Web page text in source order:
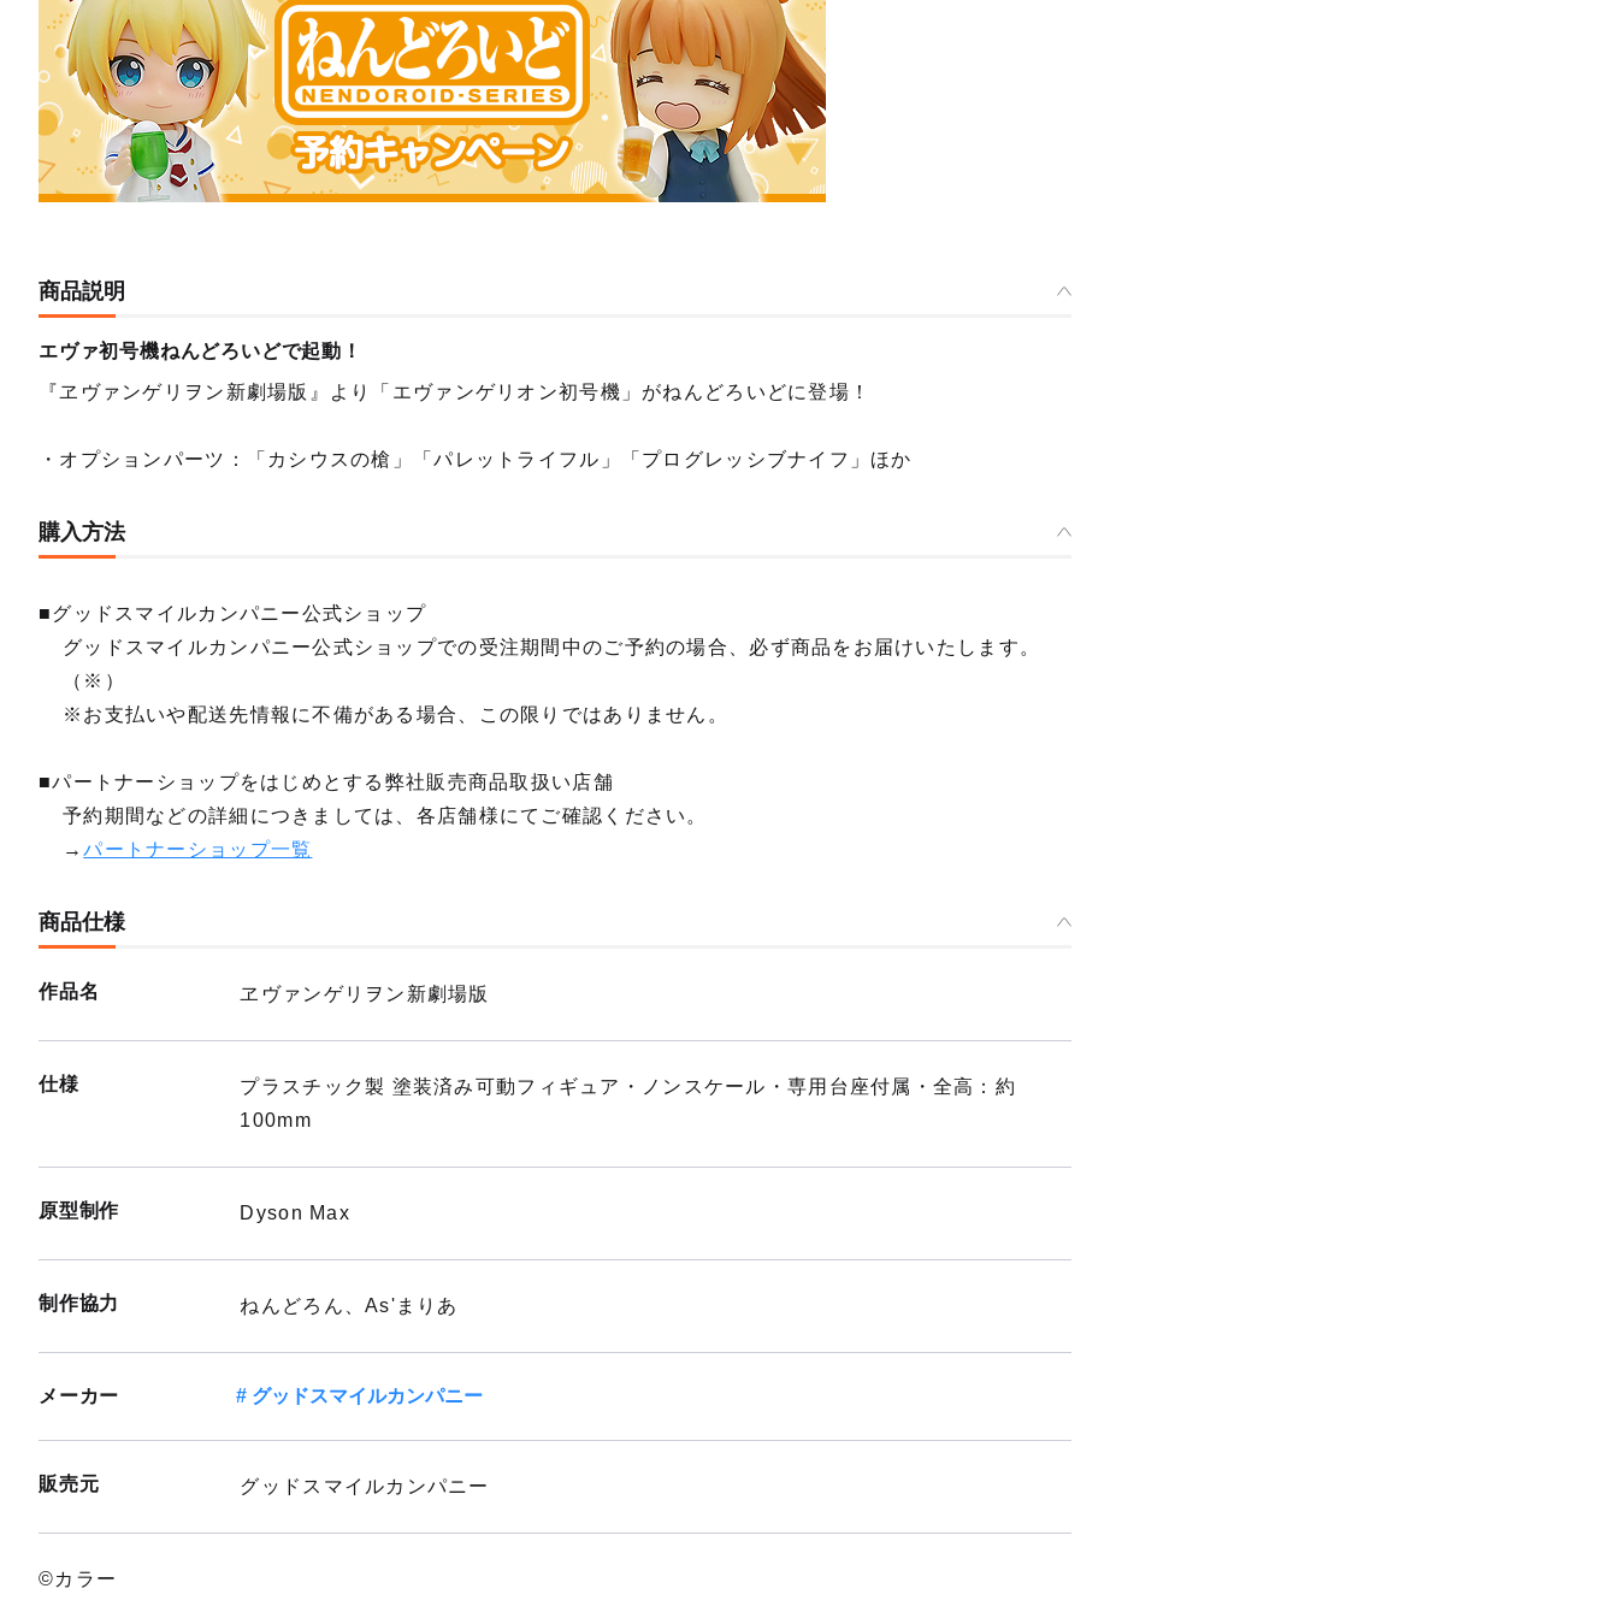
商品説明
エヴァ初号機ねんどろいどで起動！
『ヱヴァンゲリヲン新劇場版』より「エヴァンゲリオン初号機」がねんどろいどに登場！
・オプションパーツ：「カシウスの槍」「パレットライフル」「プログレッシブナイフ」ほか
購入方法
■グッドスマイルカンパニー公式ショップ
グッドスマイルカンパニー公式ショップでの受注期間中のご予約の場合、必ず商品をお届けいたします。
（※）
※お支払いや配送先情報に不備がある場合、この限りではありません。
■パートナーショップをはじめとする弊社販売商品取扱い店舗
予約期間などの詳細につきましては、各店舗様にてご確認ください。
→パートナーショップ一覧
商品仕様
作品名 ヱヴァンゲリヲン新劇場版
仕様
プラスチック製 塗装済み可動フィギュア・ノンスケール・専用台座付属・全高：約
100mm
原型制作 Dyson Max
制作協力 ねんどろん、As'まりあ
メーカー グッドスマイルカンパニー
販売元 グッドスマイルカンパニー
©カラー